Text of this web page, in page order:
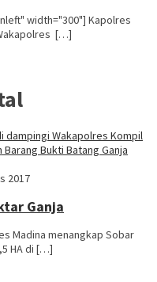
width="300"] Kapolres
[…]
2017
Ganja
Madina menangkap Sobar
HA di […]